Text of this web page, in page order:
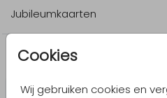
Cookies
Wij gebruiken cookies en
Jubileumkaarten
Meer in dezelfde stijl